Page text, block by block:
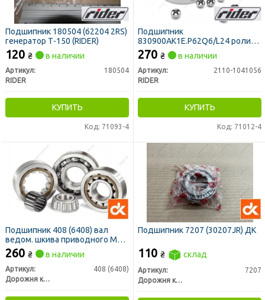
Подшипник 180504 (62204 2RS)
генератор Т-150 (RIDER)
120 ₴ в наличии
Артикул:
180504
RIDER
КУПИТЬ
Код: 71093-4
Подшипник
830900АК1Е.P62Q6/L24 ролик
натяж. привода генерат. и
компресс. ВАЗ (RIDER)
270 ₴ в наличии
Артикул:
2110-1041056
RIDER
КУПИТЬ
Код: 71012-4
Подшипник 408 (6408) вал
ведом. шкива приводного МТЗ,
Т-40, ВОМ Т-75 <ДК>
260 ₴ в наличии
Артикул:
408 (6408)
Дорожня карта
Подшипник 7207 (30207JR) ДК
110 ₴ склад
Артикул:
7207
Дорожня карта